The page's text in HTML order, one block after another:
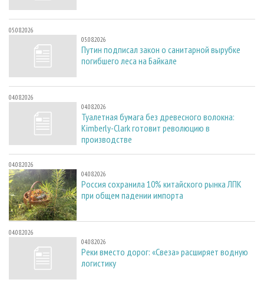
05.08.2026
05.08.2026
Путин подписал закон о санитарной вырубке
погибшего леса на Байкале
04.08.2026
04.08.2026
Туалетная бумага без древесного волокна:
Kimberly-Clark готовит революцию в
производстве
04.08.2026
04.08.2026
Россия сохранила 10% китайского рынка ЛПК
при общем падении импорта
04.08.2026
04.08.2026
Реки вместо дорог: «Свеза» расширяет водную
логистику